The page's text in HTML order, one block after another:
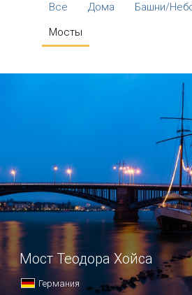
Все Дома Башни/
Мосты
Мост Теодора Хойса
Германия